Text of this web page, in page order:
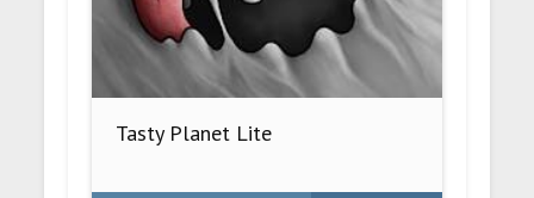
Tasty Planet Lite